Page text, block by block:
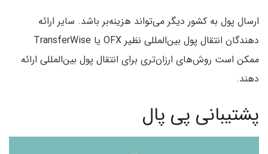
ارسال پول به کشور دیگر می‌تواند هزینه‌بر باشد. سایر ارائه
دهندگان انتقال پول بین‌المللی نظیر OFX یا TransferWise
ممکن است روش‌های ارزان‌تری برای انتقال پول بین‌المللی ارائه
دهند.
پشتیبانی پی پال